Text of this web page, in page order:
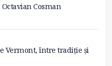
Cosman
Vermont, între tradiție și